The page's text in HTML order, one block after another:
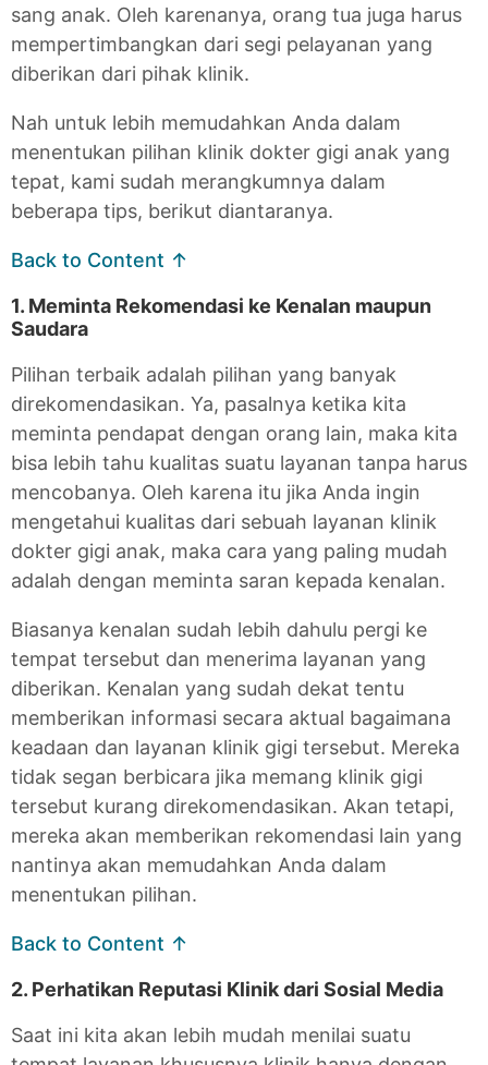
sang anak. Oleh karenanya, orang tua juga harus
mempertimbangkan dari segi pelayanan yang
diberikan dari pihak klinik.
Nah untuk lebih memudahkan Anda dalam
menentukan pilihan klinik dokter gigi anak yang
tepat, kami sudah merangkumnya dalam
beberapa tips, berikut diantaranya.
Back to Content ↑
1. Meminta Rekomendasi ke Kenalan maupun
Saudara
Pilihan terbaik adalah pilihan yang banyak
direkomendasikan. Ya, pasalnya ketika kita
meminta pendapat dengan orang lain, maka kita
bisa lebih tahu kualitas suatu layanan tanpa harus
mencobanya. Oleh karena itu jika Anda ingin
mengetahui kualitas dari sebuah layanan klinik
dokter gigi anak, maka cara yang paling mudah
adalah dengan meminta saran kepada kenalan.
Biasanya kenalan sudah lebih dahulu pergi ke
tempat tersebut dan menerima layanan yang
diberikan. Kenalan yang sudah dekat tentu
memberikan informasi secara aktual bagaimana
keadaan dan layanan klinik gigi tersebut. Mereka
tidak segan berbicara jika memang klinik gigi
tersebut kurang direkomendasikan. Akan tetapi,
mereka akan memberikan rekomendasi lain yang
nantinya akan memudahkan Anda dalam
menentukan pilihan.
Back to Content ↑
2. Perhatikan Reputasi Klinik dari Sosial Media
Saat ini kita akan lebih mudah menilai suatu